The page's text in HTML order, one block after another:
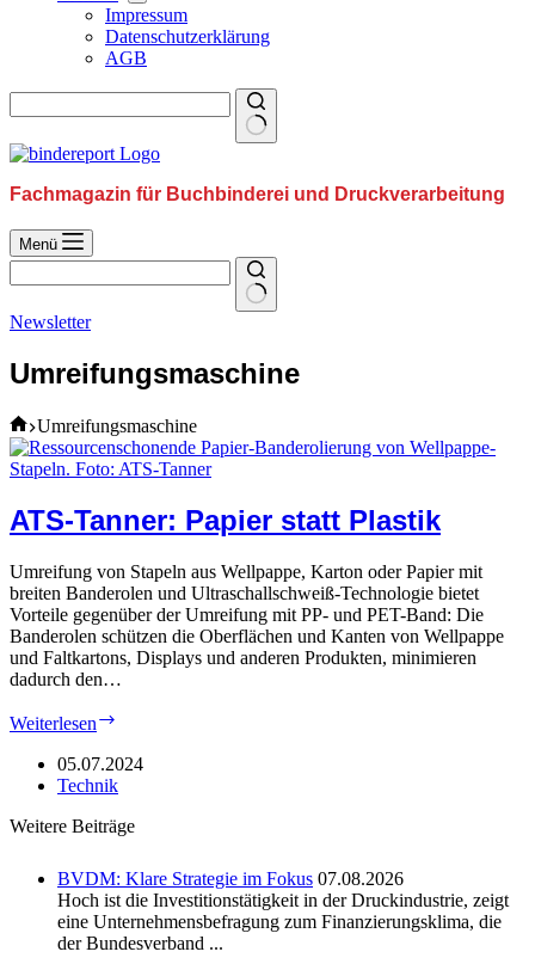
Impressum
Datenschutzerklärung
AGB
Fachmagazin für Buchbinderei und Druckverarbeitung
Menü
Newsletter
Umreifungsmaschine
Home
Umreifungsmaschine
ATS-Tanner: Papier statt Plastik
Umreifung von Stapeln aus Wellpappe, Karton oder Papier mit
breiten Banderolen und Ultraschallschweiß-Technologie bietet
Vorteile gegenüber der Umreifung mit PP- und PET-Band: Die
Banderolen schützen die Oberflächen und Kanten von Wellpappe
und Faltkartons, Displays und anderen Produkten, minimieren
dadurch den…
Weiterlesen
Papier
statt
05.07.2024
Technik
Weitere Beiträge
BVDM: Klare Strategie im Fokus 07.08.2026
Hoch ist die Investitionstätigkeit in der Druckindustrie, zeigt
eine Unternehmensbefragung zum Finanzierungsklima, die
der Bundesverband ...